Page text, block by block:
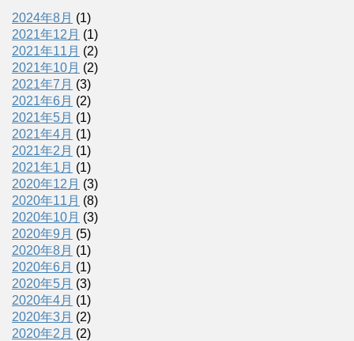
2024年8月 (1)
2021年12月 (1)
2021年11月 (2)
2021年10月 (2)
2021年7月 (3)
2021年6月 (2)
2021年5月 (1)
2021年4月 (1)
2021年2月 (1)
2021年1月 (1)
2020年12月 (3)
2020年11月 (8)
2020年10月 (3)
2020年9月 (5)
2020年8月 (1)
2020年6月 (1)
2020年5月 (3)
2020年4月 (1)
2020年3月 (2)
2020年2月 (2)